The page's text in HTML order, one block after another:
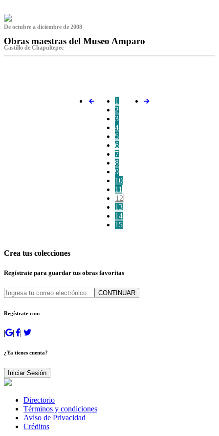
De octubre a diciembre de 2008
Obras maestras del Museo Amparo
Castillo de Chapultepec
1
2
3
4
5
6
7
8
9
10
11
12
13
14
15
Crea tus colecciones
Regístrate para guardar tus obras favoritas
CONTINUAR
Regístrate con:
| | | |
¿Ya tienes cuenta?
Iniciar Sesión
Directorio
Términos y condiciones
Aviso de Privacidad
Créditos